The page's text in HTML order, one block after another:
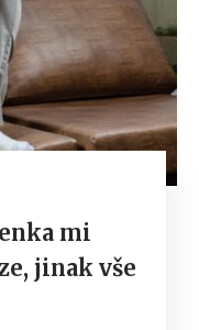
mi
jinak vše